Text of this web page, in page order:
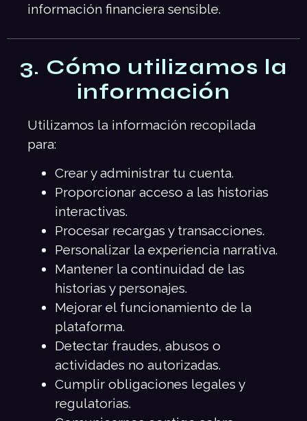
información financiera sensible.
3. Cómo utilizamos la
información
Utilizamos la información recopilada
para:
Crear y administrar tu cuenta.
Proporcionar acceso a las historias
interactivas.
Procesar recargas y transacciones.
Personalizar la experiencia narrativa.
Mantener la continuidad de las
historias y personajes.
Mejorar el funcionamiento de la
plataforma.
Detectar fraudes, abusos o
actividades no autorizadas.
Cumplir obligaciones legales y
regulatorias.